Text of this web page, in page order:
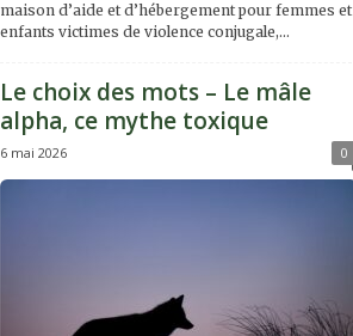
maison d’aide et d’hébergement pour femmes et
enfants victimes de violence conjugale,...
Le choix des mots – Le mâle
alpha, ce mythe toxique
6 mai 2026 0